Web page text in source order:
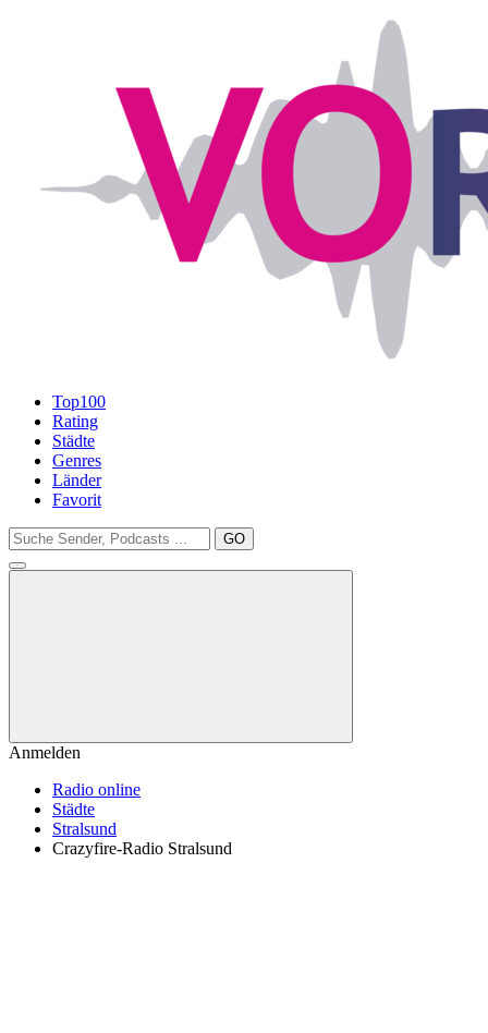
Top100
Rating
Städte
Genres
Länder
Favorit
GO
Anmelden
Radio online
Städte
Stralsund
Crazyfire-Radio Stralsund